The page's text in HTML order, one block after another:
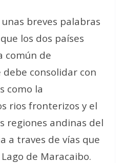
breves palabras
los dos países
común de
debe consolidar con
como la
rios fronterizos y el
regiones andinas del
a traves de vías que
de Maracaibo.